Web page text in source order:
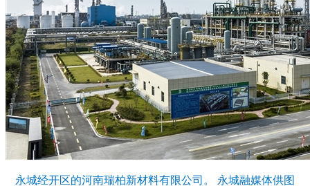
永城经开区的河南瑞柏新材料有限公司。 永城融媒体供图